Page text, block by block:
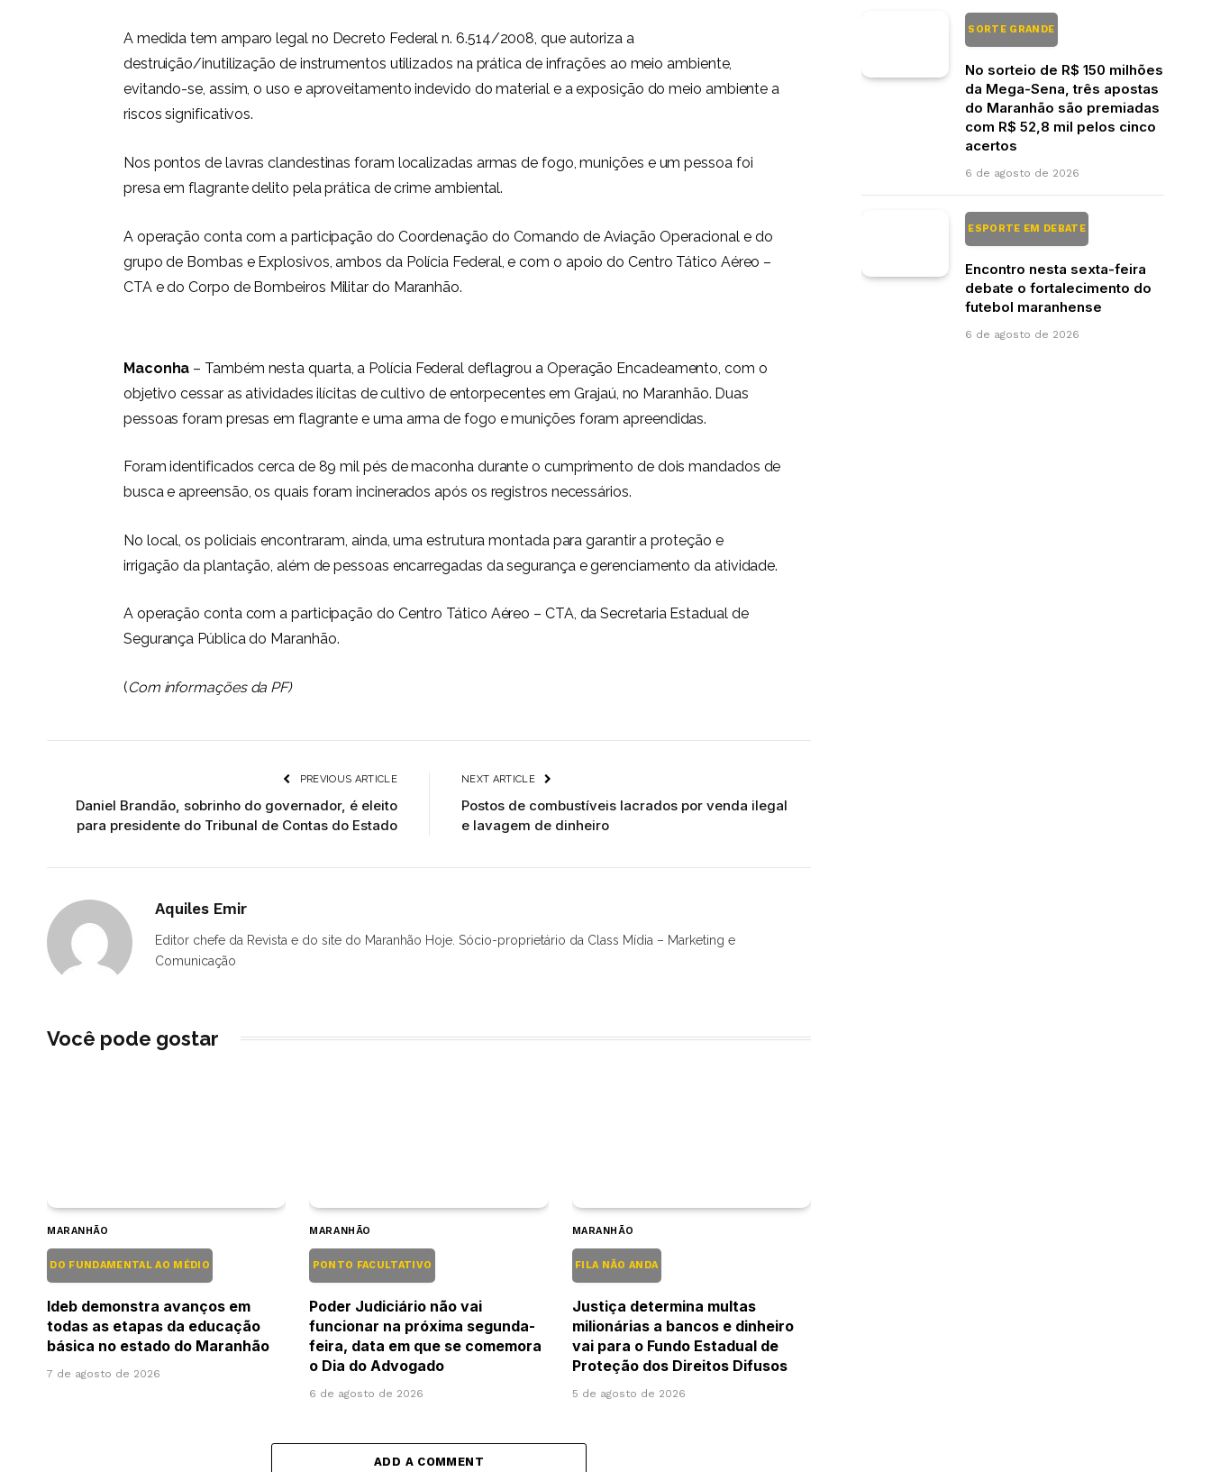
A medida tem amparo legal no Decreto Federal n. 6.514/2008, que autoriza a
destruição/inutilização de instrumentos utilizados na prática de infrações ao meio ambiente,
evitando-se, assim, o uso e aproveitamento indevido do material e a exposição do meio ambiente a
riscos significativos.
Nos pontos de lavras clandestinas foram localizadas armas de fogo, munições e um pessoa foi
presa em flagrante delito pela prática de crime ambiental.
A operação conta com a participação do Coordenação do Comando de Aviação Operacional e do
grupo de Bombas e Explosivos, ambos da Polícia Federal, e com o apoio do Centro Tático Aéreo –
CTA e do Corpo de Bombeiros Militar do Maranhão.
Maconha – Também nesta quarta, a Polícia Federal deflagrou a Operação Encadeamento, com o
objetivo cessar as atividades ilícitas de cultivo de entorpecentes em Grajaú, no Maranhão. Duas
pessoas foram presas em flagrante e uma arma de fogo e munições foram apreendidas.
Foram identificados cerca de 89 mil pés de maconha durante o cumprimento de dois mandados de
busca e apreensão, os quais foram incinerados após os registros necessários.
No local, os policiais encontraram, ainda, uma estrutura montada para garantir a proteção e
irrigação da plantação, além de pessoas encarregadas da segurança e gerenciamento da atividade.
A operação conta com a participação do Centro Tático Aéreo – CTA, da Secretaria Estadual de
Segurança Pública do Maranhão.
(Com informações da PF)
PREVIOUS ARTICLE
Daniel Brandão, sobrinho do governador, é eleito
para presidente do Tribunal de Contas do Estado
NEXT ARTICLE
Postos de combustíveis lacrados por venda ilegal
e lavagem de dinheiro
Aquiles Emir
Editor chefe da Revista e do site do Maranhão Hoje. Sócio-proprietário da Class Mídia – Marketing e
Comunicação
Você pode gostar
MARANHÃO
DO FUNDAMENTAL AO MÉDIO
Ideb demonstra avanços em
todas as etapas da educação
básica no estado do Maranhão
7 de agosto de 2026
MARANHÃO
PONTO FACULTATIVO
Poder Judiciário não vai
funcionar na próxima segunda-
feira, data em que se comemora
o Dia do Advogado
6 de agosto de 2026
MARANHÃO
FILA NÃO ANDA
Justiça determina multas
milionárias a bancos e dinheiro
vai para o Fundo Estadual de
Proteção dos Direitos Difusos
5 de agosto de 2026
ADD A COMMENT
SORTE GRANDE
No sorteio de R$ 150 milhões
da Mega-Sena, três apostas
do Maranhão são premiadas
com R$ 52,8 mil pelos cinco
acertos
6 de agosto de 2026
ESPORTE EM DEBATE
Encontro nesta sexta-feira
debate o fortalecimento do
futebol maranhense
6 de agosto de 2026